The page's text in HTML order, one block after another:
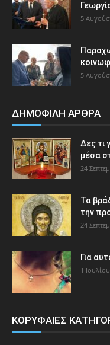
5
5
ΔΗΜΟΦΙΛΗ ΑΡΘΡΑ
Δες τι
μέσα
24
Τα
την
24
Για
1
ΚΟΡΥΦΑΙΕΣ